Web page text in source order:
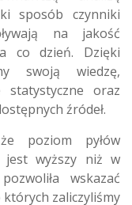
sposób czynniki
na jakość
co dzień. Dzięki
swoją wiedzę,
statystyczne oraz
źródeł.
poziom pyłów
jest wyższy niż w
wskazać
zaliczyliśmy